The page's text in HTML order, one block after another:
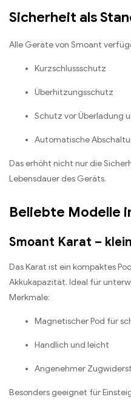
Sicherheit als
Alle Geräte von Smoant
Kurzschlussschutz
Überhitzungsschutz
Schutz vor Überladung
Automatische
Das erhöht nicht nur die
Lebensdauer des Geräts.
Beliebte Modelle
Smoant Karat –
Das Karat ist ein kompaktes
Akkukapazität. Ideal für
Merkmale:
Magnetischer Pod für
Handlich und leicht
Angenehmer
Besonders geeignet für